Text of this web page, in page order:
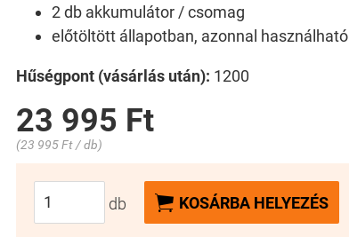
2 db akkumulátor / csomag
előtöltött állapotban, azonnal használható
Hűségpont (vásárlás után): 1200
23 995 Ft
(23 995 Ft / db)
db  KOSÁRBA HELYEZÉS